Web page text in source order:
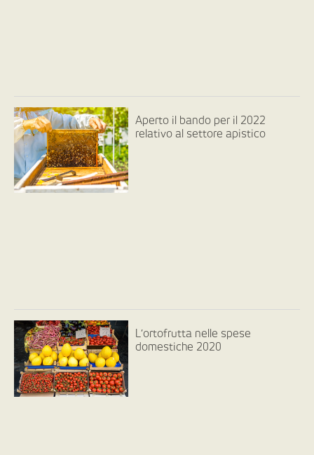
Aperto il bando per il 2022
relativo al settore apistico
L’ortofrutta nelle spese
domestiche 2020